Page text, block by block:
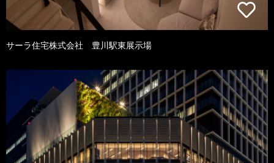
サーラ住宅株式会社 豊川駅東展示場